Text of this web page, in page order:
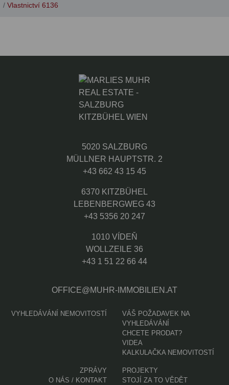
Vlastnictví 6136
5020 SALZBURG
MÜLLNER HAUPTSTR. 2
+43 662 43 15 45
6370 KITZBÜHEL
LEBENBERGWEG 43
+43 5356 20 247
1010 VÍDEŇ
WOLLZEILE 36
+43 1 51 22 66 44
OFFICE@MUHR-IMMOBILIEN.AT
VYHLEDÁVÁNÍ NEMOVITOSTÍ
VÁŠ POŽADAVEK NA
VYHLEDÁVÁNÍ
CHCETE PRODAT?
VIDEA
KALKULAČKA NEMOVITOSTÍ
ZPRÁVY
O NÁS / KONTAKT
PROJEKTY
STOJÍ ZA TO VĚDĚT